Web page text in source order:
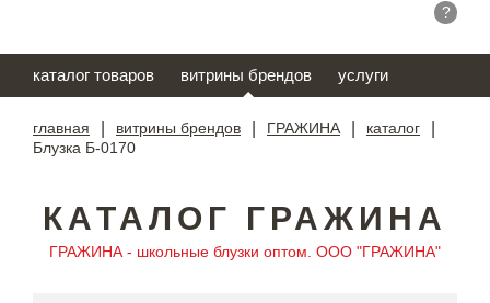
?
каталог товаров витрины брендов услуги
главная витрины брендов ГРАЖИНА каталог
Блузка Б-0170
КАТАЛОГ ГРАЖИНА
ГРАЖИНА - школьные блузки оптом. ООО "ГРАЖИНА"